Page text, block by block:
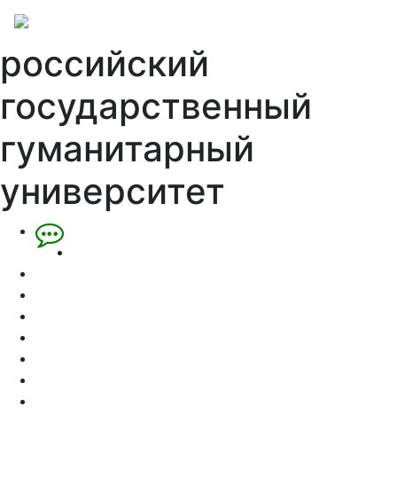
российский
государственный
гуманитарный
университет